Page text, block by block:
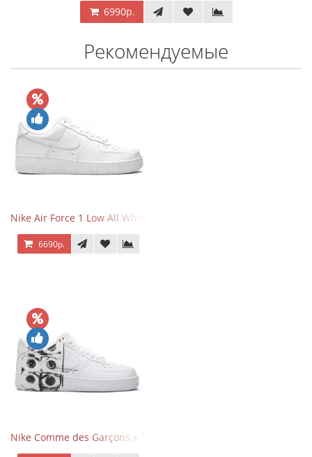
6990р.
Рекомендуемые
Nike Air Force 1 Low All White
6690р.
Nike Comme des Garçons x Supreme x Air Force 1 Low Eyes